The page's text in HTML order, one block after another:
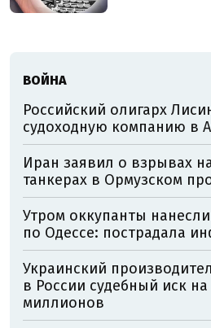
ВОЙНА
Российский олигарх
судоходную компанию в
Иран заявил о взрывах
танкерах в Ормузском
Утром оккупанты
по Одессе: пострадала
Украинский
в России судебный иск
миллионов